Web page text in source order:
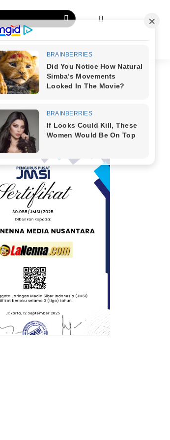
Dr. Bunyamin Yapid di Kairo: Tak
JMSI
x